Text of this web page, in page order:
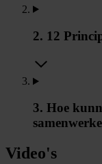
2. 12
3. Hoe
Video's